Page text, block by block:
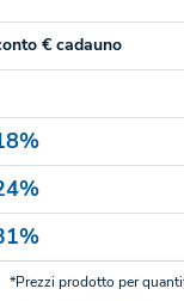
€ cadauno
*Prezzi prodotto per